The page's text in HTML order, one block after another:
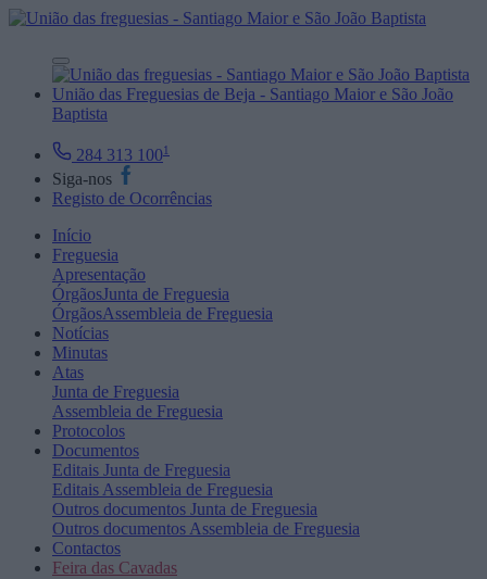
União das Freguesias de Beja - Santiago Maior e São João
Baptista
284 313 1001
Siga-nos
Registo de Ocorrências
Início
Freguesia
Apresentação
ÓrgãosJunta de Freguesia
ÓrgãosAssembleia de Freguesia
Notícias
Minutas
Atas
Junta de Freguesia
Assembleia de Freguesia
Protocolos
Documentos
Editais Junta de Freguesia
Editais Assembleia de Freguesia
Outros documentos Junta de Freguesia
Outros documentos Assembleia de Freguesia
Contactos
Feira das Cavadas